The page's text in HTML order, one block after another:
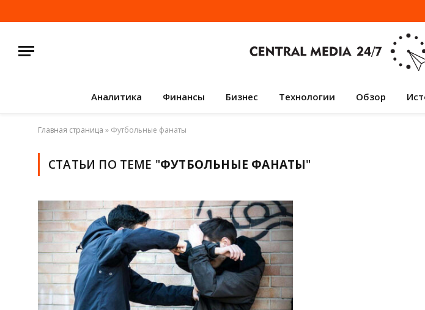
Аналитика Финансы Бизнес Технологии Обзор
Главная страница » Футбольные фанаты
СТАТЬИ ПО ТЕМЕ "ФУТБОЛЬНЫЕ ФАНАТЫ"